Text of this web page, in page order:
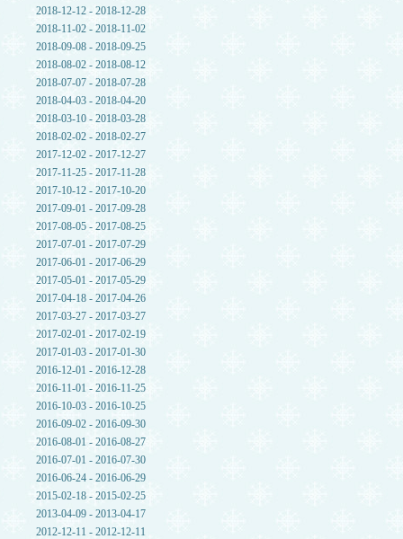
2018-12-12 - 2018-12-28
2018-11-02 - 2018-11-02
2018-09-08 - 2018-09-25
2018-08-02 - 2018-08-12
2018-07-07 - 2018-07-28
2018-04-03 - 2018-04-20
2018-03-10 - 2018-03-28
2018-02-02 - 2018-02-27
2017-12-02 - 2017-12-27
2017-11-25 - 2017-11-28
2017-10-12 - 2017-10-20
2017-09-01 - 2017-09-28
2017-08-05 - 2017-08-25
2017-07-01 - 2017-07-29
2017-06-01 - 2017-06-29
2017-05-01 - 2017-05-29
2017-04-18 - 2017-04-26
2017-03-27 - 2017-03-27
2017-02-01 - 2017-02-19
2017-01-03 - 2017-01-30
2016-12-01 - 2016-12-28
2016-11-01 - 2016-11-25
2016-10-03 - 2016-10-25
2016-09-02 - 2016-09-30
2016-08-01 - 2016-08-27
2016-07-01 - 2016-07-30
2016-06-24 - 2016-06-29
2015-02-18 - 2015-02-25
2013-04-09 - 2013-04-17
2012-12-11 - 2012-12-11